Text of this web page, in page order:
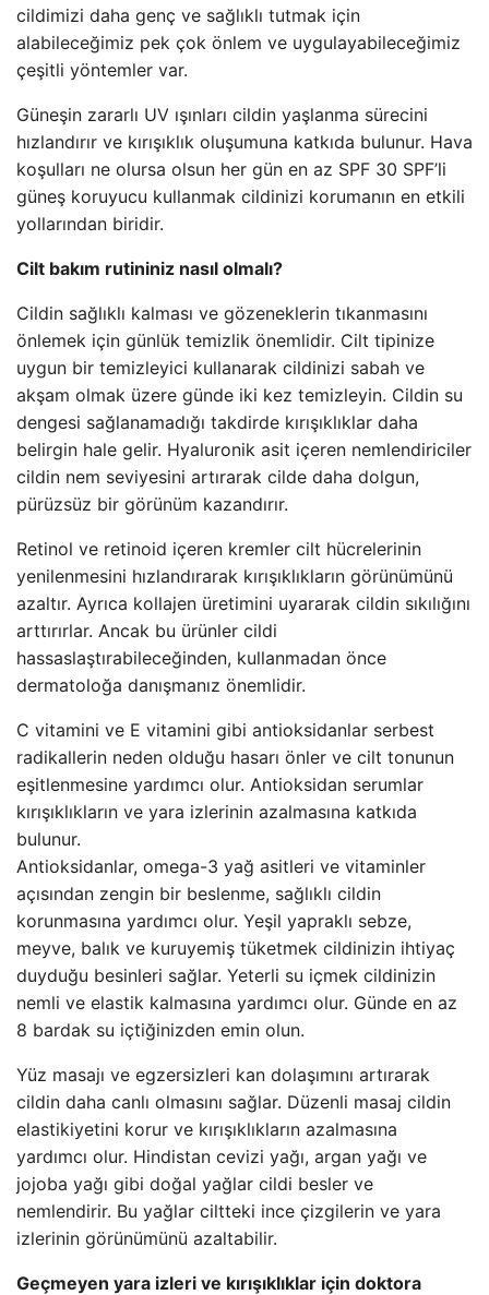
cildimizi daha genç ve sağlıklı tutmak için
alabileceğimiz pek çok önlem ve uygulayabileceğimiz
çeşitli yöntemler var.
Güneşin zararlı UV ışınları cildin yaşlanma sürecini
hızlandırır ve kırışıklık oluşumuna katkıda bulunur. Hava
koşulları ne olursa olsun her gün en az SPF 30 SPF’li
güneş koruyucu kullanmak cildinizi korumanın en etkili
yollarından biridir.
Cilt bakım rutininiz nasıl olmalı?
Cildin sağlıklı kalması ve gözeneklerin tıkanmasını
önlemek için günlük temizlik önemlidir. Cilt tipinize
uygun bir temizleyici kullanarak cildinizi sabah ve
akşam olmak üzere günde iki kez temizleyin. Cildin su
dengesi sağlanamadığı takdirde kırışıklıklar daha
belirgin hale gelir. Hyaluronik asit içeren nemlendiriciler
cildin nem seviyesini artırarak cilde daha dolgun,
pürüzsüz bir görünüm kazandırır.
Retinol ve retinoid içeren kremler cilt hücrelerinin
yenilenmesini hızlandırarak kırışıklıkların görünümünü
azaltır. Ayrıca kollajen üretimini uyararak cildin sıkılığını
arttırırlar. Ancak bu ürünler cildi
hassaslaştırabileceğinden, kullanmadan önce
dermatoloğa danışmanız önemlidir.
C vitamini ve E vitamini gibi antioksidanlar serbest
radikallerin neden olduğu hasarı önler ve cilt tonunun
eşitlenmesine yardımcı olur. Antioksidan serumlar
kırışıklıkların ve yara izlerinin azalmasına katkıda
bulunur.
Antioksidanlar, omega-3 yağ asitleri ve vitaminler
açısından zengin bir beslenme, sağlıklı cildin
korunmasına yardımcı olur. Yeşil yapraklı sebze,
meyve, balık ve kuruyemiş tüketmek cildinizin ihtiyaç
duyduğu besinleri sağlar. Yeterli su içmek cildinizin
nemli ve elastik kalmasına yardımcı olur. Günde en az
8 bardak su içtiğinizden emin olun.
Yüz masajı ve egzersizleri kan dolaşımını artırarak
cildin daha canlı olmasını sağlar. Düzenli masaj cildin
elastikiyetini korur ve kırışıklıkların azalmasına
yardımcı olur. Hindistan cevizi yağı, argan yağı ve
jojoba yağı gibi doğal yağlar cildi besler ve
nemlendirir. Bu yağlar ciltteki ince çizgilerin ve yara
izlerinin görünümünü azaltabilir.
Geçmeyen yara izleri ve kırışıklıklar için doktora